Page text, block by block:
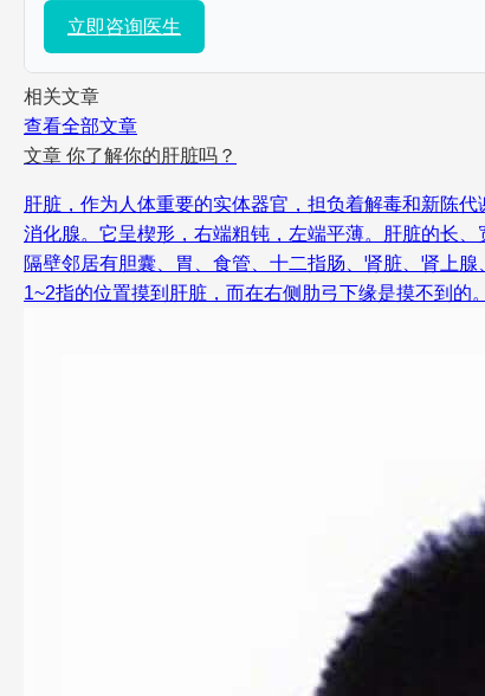
立即咨询医生
相关文章
查看全部文章
文章 你了解你的肝脏吗？
肝脏，作为人体重要的实体器官，担负着解毒和新陈
消化腺。它呈楔形，右端粗钝，左端平薄。肝脏的长
隔壁邻居有胆囊、胃、食管、十二指肠、肾脏、肾上
1~2指的位置摸到肝脏，而在右侧肋弓下缘是摸不到的